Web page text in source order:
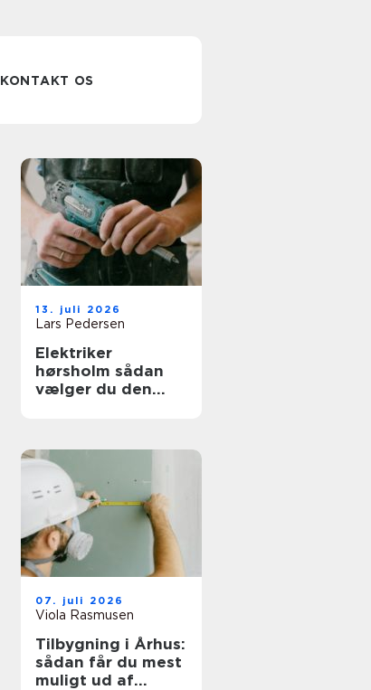
KONTAKT OS
13. juli 2026
Lars Pedersen
Elektriker
hørsholm sådan
vælger du den
07. juli 2026
Viola Rasmusen
Tilbygning i Århus:
sådan får du mest
muligt ud af